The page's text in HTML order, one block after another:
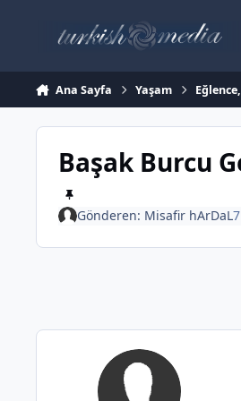
Ana Sayfa Yaşam
Başak Burcu
Gönderen: Misafir hArDaL